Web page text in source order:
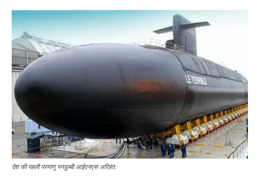
देश की पहली परमाणु पनडुब्बी आईएनएस अरिहंत.